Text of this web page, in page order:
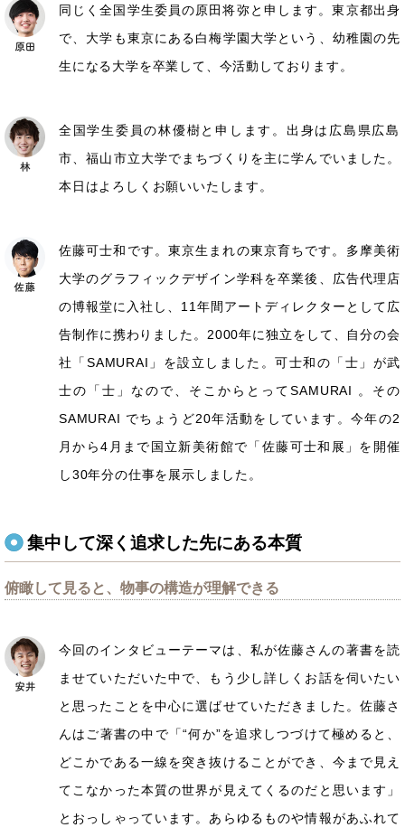
同じく全国学生委員の原田将弥と申します。東京都出身
で、大学も東京にある白梅学園大学という、幼稚園の先
生になる大学を卒業して、今活動しております。
全国学生委員の林優樹と申します。出身は広島県広島
市、福山市立大学でまちづくりを主に学んでいました。
本日はよろしくお願いいたします。
佐藤可士和です。東京生まれの東京育ちです。多摩美術
大学のグラフィックデザイン学科を卒業後、広告代理店
の博報堂に入社し、11年間アートディレクターとして広
告制作に携わりました。2000年に独立をして、自分の会
社「SAMURAI」を設立しました。可士和の「士」が武
士の「士」なので、そこからとってSAMURAI 。その
SAMURAI でちょうど20年活動をしています。今年の2
月から4月まで国立新美術館で「佐藤可士和展」を開催
し30年分の仕事を展示しました。
集中して深く追求した先にある本質
俯瞰して見ると、物事の構造が理解できる
今回のインタビューテーマは、私が佐藤さんの著書を読
ませていただいた中で、もう少し詳しくお話を伺いたい
と思ったことを中心に選ばせていただきました。佐藤さ
んはご著書の中で「“何か”を追求しつづけて極めると、
どこかである一線を突き抜けることができ、今まで見え
てこなかった本質の世界が見えてくるのだと思います」
とおっしゃっています。あらゆるものや情報があふれて